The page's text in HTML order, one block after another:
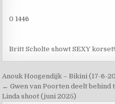
0 1446
Britt Scholte showt SEXY korset!
Anouk Hoogendijk – Bikini (17-6-
← Gwen van Poorten deelt behind
Linda shoot (juni 2025)